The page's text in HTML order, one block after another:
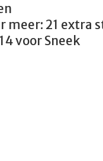
meer: 21 extra
voor Sneek